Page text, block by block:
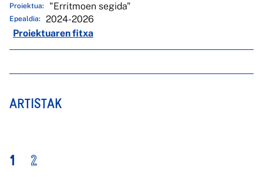
Proiektua: "Erritmoen segida"
Epealdia:
2024-2026
Proiektuaren fitxa
ARTISTAK
1 2